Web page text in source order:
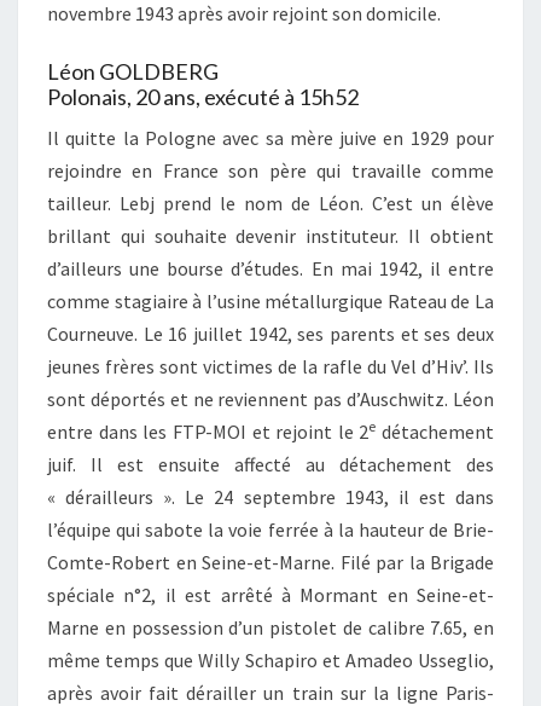
novembre 1943 après avoir rejoint son domicile.
Léon GOLDBERG
Polonais, 20 ans, exécuté à 15h52
Il quitte la Pologne avec sa mère juive en 1929 pour
rejoindre en France son père qui travaille comme
tailleur. Lebj prend le nom de Léon. C’est un élève
brillant qui souhaite devenir instituteur. Il obtient
d’ailleurs une bourse d’études. En mai 1942, il entre
comme stagiaire à l’usine métallurgique Rateau de La
Courneuve. Le 16 juillet 1942, ses parents et ses deux
jeunes frères sont victimes de la rafle du Vel d’Hiv’. Ils
sont déportés et ne reviennent pas d’Auschwitz. Léon
entre dans les FTP-MOI et rejoint le 2e détachement
juif. Il est ensuite affecté au détachement des
« dérailleurs ». Le 24 septembre 1943, il est dans
l’équipe qui sabote la voie ferrée à la hauteur de Brie-
Comte-Robert en Seine-et-Marne. Filé par la Brigade
spéciale n°2, il est arrêté à Mormant en Seine-et-
Marne en possession d’un pistolet de calibre 7.65, en
même temps que Willy Schapiro et Amadeo Usseglio,
après avoir fait dérailler un train sur la ligne Paris-